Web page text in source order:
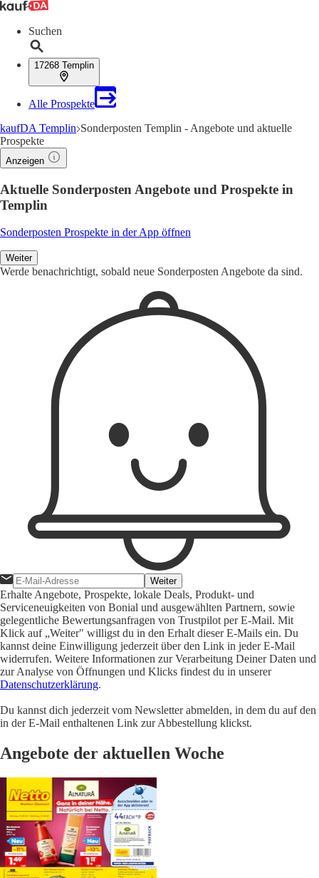
Suchen
17268 Templin
Alle Prospekte
kaufDA Templin Sonderposten Templin - Angebote und aktuelle
Prospekte
Anzeigen
Aktuelle Sonderposten Angebote und Prospekte in
Templin
Sonderposten Prospekte in der App öffnen
Weiter
Werde benachrichtigt, sobald neue Sonderposten Angebote da sind.
Weiter
Erhalte Angebote, Prospekte, lokale Deals, Produkt- und
Serviceneuigkeiten von Bonial und ausgewählten Partnern, sowie
gelegentliche Bewertungsanfragen von Trustpilot per E-Mail. Mit
Klick auf „Weiter" willigst du in den Erhalt dieser E-Mails ein. Du
kannst deine Einwilligung jederzeit über den Link in jeder E-Mail
widerrufen. Weitere Informationen zur Verarbeitung Deiner Daten und
zur Analyse von Öffnungen und Klicks findest du in unserer
Datenschutzerklärung.
Du kannst dich jederzeit vom Newsletter abmelden, in dem du auf den
in der E-Mail enthaltenen Link zur Abbestellung klickst.
Angebote der aktuellen Woche